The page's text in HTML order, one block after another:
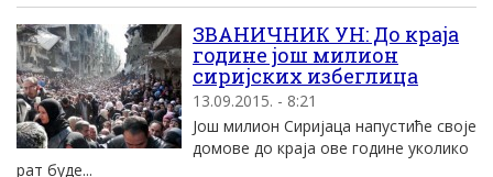
ЗВАНИЧНИК УН: До краја
године још милион
сиријских избеглица
13.09.2015. - 8:21
Још милион Сиријаца напустиће своје
домове до краја ове године уколико
рат буде...